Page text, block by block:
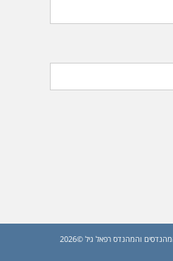
כל הזכויות שמורות לאיגוד המהנדסים והמהנדס רפאל גיל ©2026